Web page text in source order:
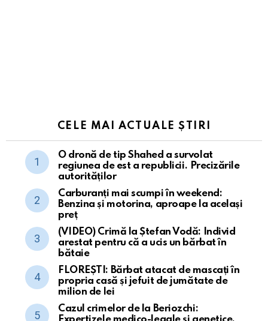
CELE MAI ACTUALE ȘTIRI
O dronă de tip Shahed a survolat
regiunea de est a republicii. Precizările
autorităților
Carburanți mai scumpi în weekend:
Benzina și motorina, aproape la același
preț
(VIDEO) Crimă la Ștefan Vodă: Individ
arestat pentru că a ucis un bărbat în
bătaie
FLOREȘTI: Bărbat atacat de mascați în
propria casă și jefuit de jumătate de
milion de lei
Cazul crimelor de la Beriozchi: